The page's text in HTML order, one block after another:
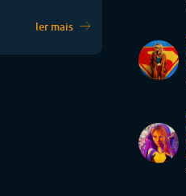
ler mais